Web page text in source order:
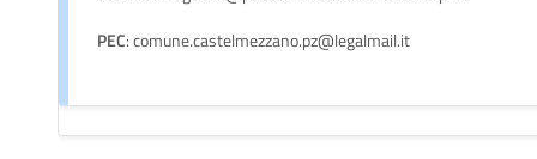
PEC: comune.castelmezzano.pz@legalmail.it